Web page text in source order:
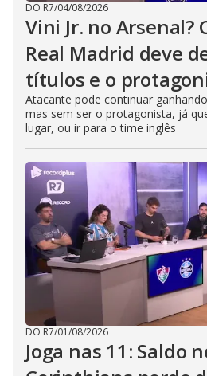
DO R7/04/08/2026
Vini Jr. no Arsenal?
Real Madrid deve
títulos e o
Atacante pode continuar
mas sem ser o protagonista, já
lugar, ou ir para o time inglês
DO R7/01/08/2026
Joga nas 11: Saldo